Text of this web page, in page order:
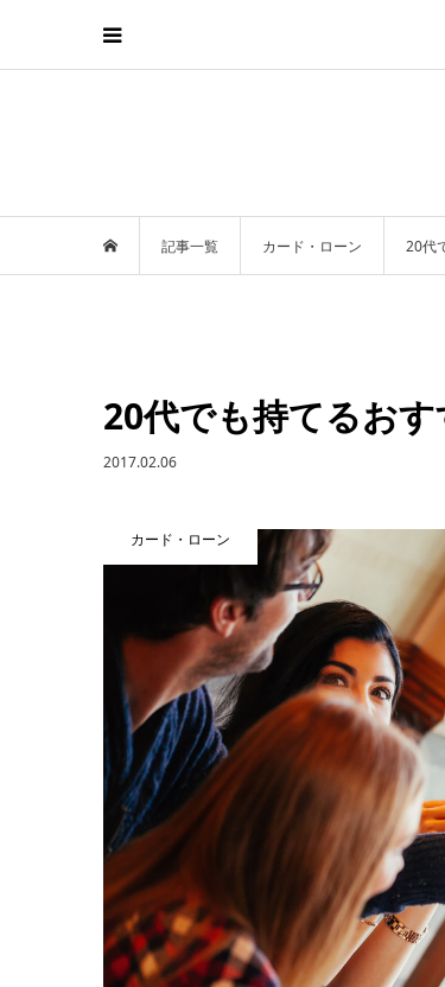
記事一覧 カード・ローン 20代
20代でも持てるお
2017.02.06
カード・ローン